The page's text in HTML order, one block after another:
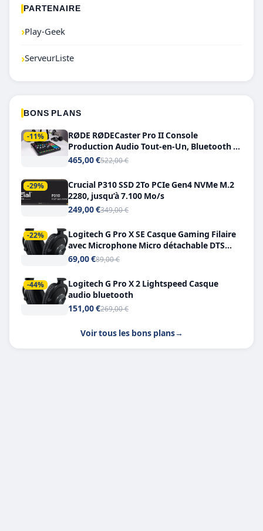
PARTENAIRE
›Play-Geek
›ServeurListe
BONS PLANS
-11%
RØDE RØDECaster Pro II Console
Production Audio Tout-en-Un, Bluetooth et
Double USB-C
465,00 €522,00 €
-29%
Crucial P310 SSD 2To PCIe Gen4 NVMe M.2
2280, jusqu’à 7.100 Mo/s
249,00 €349,00 €
-22%
Logitech G Pro X SE Casque Gaming Filaire
avec Microphone Micro détachable DTS
Headphone X 7.1
69,00 €89,00 €
-44%
Logitech G Pro X 2 Lightspeed Casque
audio bluetooth
151,00 €269,00 €
Voir tous les bons plans→